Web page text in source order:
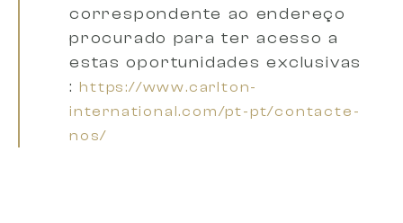
correspondente ao endereço
procurado para ter acesso a
estas oportunidades exclusivas
: https://www.carlton-
international.com/pt-pt/contacte-
nos/